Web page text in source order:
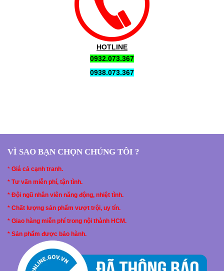
HOTLINE
0932.073.367
0938.073.367
VÌ SAO BẠN CHỌN CHÚNG TÔI ?
* Giá cả cạnh tranh.
* Tư vấn miễn phí, tận tình.
* Đội ngũ nhân viên năng động, nhiệt tình.
* Chất lượng sản phẩm vượt trội, uy tín.
* Giao hàng miễn phí trong nội thành HCM.
* Sản phẩm được bảo hành.